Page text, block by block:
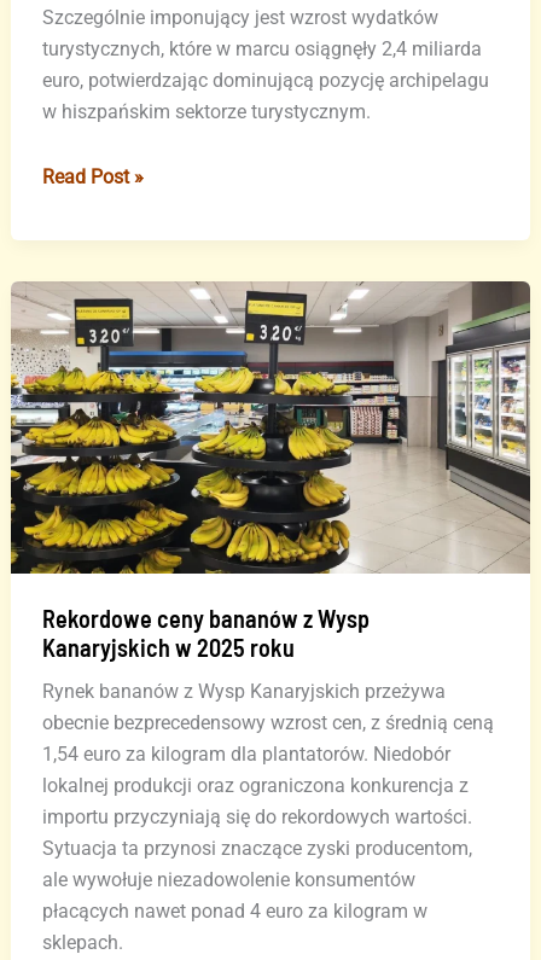
Szczególnie imponujący jest wzrost wydatków
turystycznych, które w marcu osiągnęły 2,4 miliarda
euro, potwierdzając dominującą pozycję archipelagu
w hiszpańskim sektorze turystycznym.
Wyspy
biją
turystyczne
w
2025
roku
Read Post »
Rekordowe ceny bananów z Wysp
Kanaryjskich w 2025 roku
Rynek bananów z Wysp Kanaryjskich przeżywa
obecnie bezprecedensowy wzrost cen, z średnią ceną
1,54 euro za kilogram dla plantatorów. Niedobór
lokalnej produkcji oraz ograniczona konkurencja z
importu przyczyniają się do rekordowych wartości.
Sytuacja ta przynosi znaczące zyski producentom,
ale wywołuje niezadowolenie konsumentów
płacących nawet ponad 4 euro za kilogram w
sklepach.